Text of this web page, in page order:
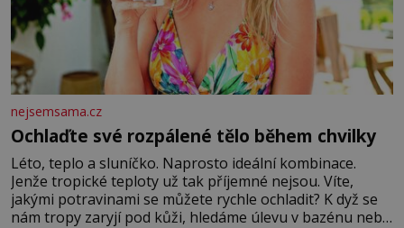
nejsemsama.cz
Ochlaďte své rozpálené tělo během chvilky
Léto, teplo a sluníčko. Naprosto ideální kombinace.
Jenže tropické teploty už tak příjemné nejsou. Víte,
jakými potravinami se můžete rychle ochladit? K dyž se
nám tropy zaryjí pod kůži, hledáme úlevu v bazénu nebo